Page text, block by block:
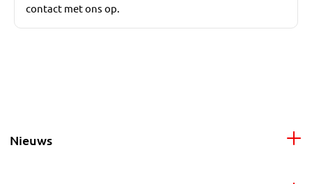
contact met ons op.
Nieuws